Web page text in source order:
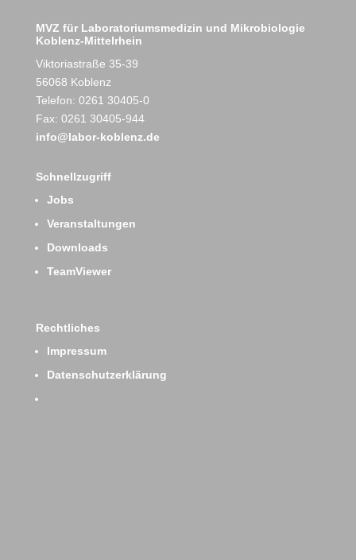
MVZ für Laboratoriumsmedizin und Mikrobiologie
Koblenz-Mittelrhein
Viktoriastraße 35-39
56068 Koblenz
Telefon: 0261 30405-0
Fax: 0261 30405-944
info@labor-koblenz.de
Schnellzugriff
Jobs
Veranstaltungen
Downloads
TeamViewer
Rechtliches
Impressum
Datenschutzerklärung